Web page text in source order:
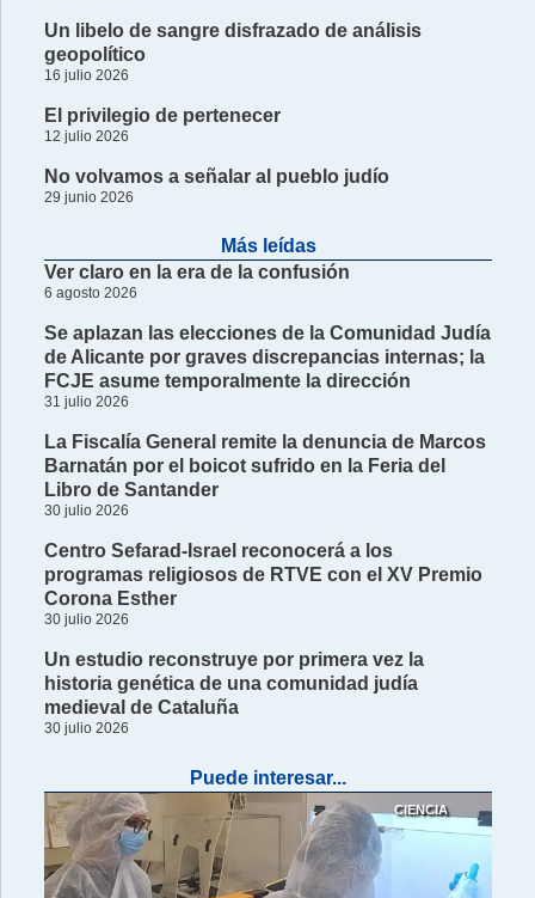
Un libelo de sangre disfrazado de análisis
geopolítico
16 julio 2026
El privilegio de pertenecer
12 julio 2026
No volvamos a señalar al pueblo judío
29 junio 2026
Más leídas
Ver claro en la era de la confusión
6 agosto 2026
Se aplazan las elecciones de la Comunidad Judía
de Alicante por graves discrepancias internas; la
FCJE asume temporalmente la dirección
31 julio 2026
La Fiscalía General remite la denuncia de Marcos
Barnatán por el boicot sufrido en la Feria del
Libro de Santander
30 julio 2026
Centro Sefarad-Israel reconocerá a los
programas religiosos de RTVE con el XV Premio
Corona Esther
30 julio 2026
Un estudio reconstruye por primera vez la
historia genética de una comunidad judía
medieval de Cataluña
30 julio 2026
Puede interesar...
CIENCIA